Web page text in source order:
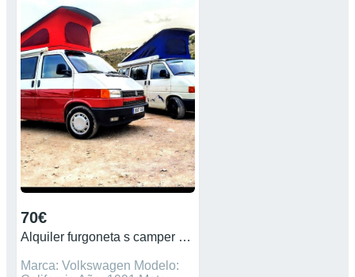
70€
Alquiler furgoneta s camper Volkswagen California
Marca: Volkswagen Modelo: